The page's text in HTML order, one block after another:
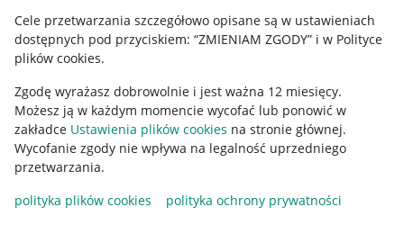
Cele przetwarzania szczegółowo opisane są w ustawieniach
dostępnych pod przyciskiem: “ZMIENIAM ZGODY” i w Polityce
plików cookies.
Zgodę wyrażasz dobrowolnie i jest ważna 12 miesięcy.
Możesz ją w każdym momencie wycofać lub ponowić w
zakładce Ustawienia plików cookies na stronie głównej.
Wycofanie zgody nie wpływa na legalność uprzedniego
przetwarzania.
polityka plików cookies
polityka ochrony prywatności
Udostępnianie lokalizacji
Informacje dla Aktu o Usługach Cyfrowych
Pobierz aplikację